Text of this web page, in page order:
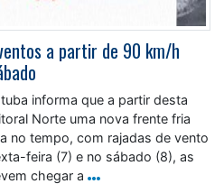
a partir de 90 km/h
informa que a partir desta
Norte uma nova frente fria
no tempo, com rajadas de vento
feira (7) e no sábado (8), as
chegar a